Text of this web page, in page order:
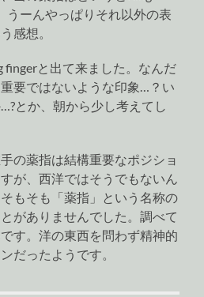
うーんやっぱりそれ以外の表
感想。
fingerと出て来ました。なんだ
要ではないような印象…？い
とか、朝から少し考えてし
の薬指は結構重要なポジショ
が、西洋ではそうでもないん
もそも「薬指」という名称の
がありませんでした。調べて
す。洋の東西を問わず精神的
だったようです。